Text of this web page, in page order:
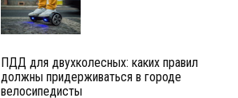
ПДД для двухколесных: каких правил
должны придерживаться в городе
велосипедисты